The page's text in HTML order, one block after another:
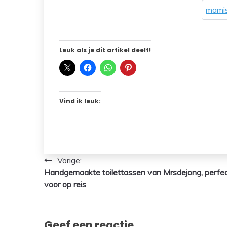
Leuk als je dit artikel deelt!
Vind ik leuk:
Bericht
navigatie
Vorige:
Handgemaakte toilettassen van Mrsdejong,
voor op reis